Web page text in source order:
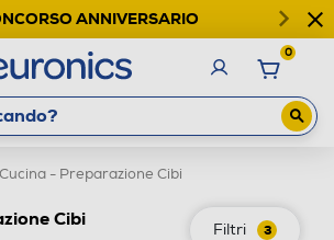
ANNIVERSARIO
0
Cucina - Preparazione Cibi
Filtri 3
Cibi